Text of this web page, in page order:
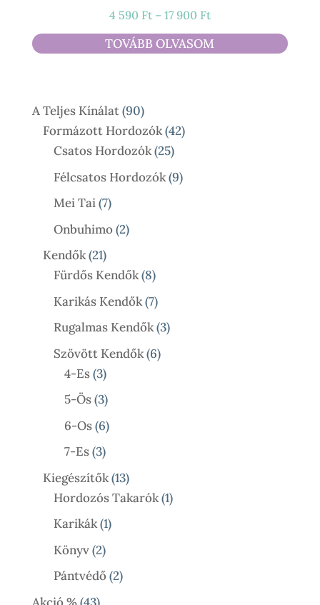
4 590 Ft – 17 900 FtÁrtartomány:
4
590 Ft
TOVÁBB OLVASOM
A Teljes Kínálat 9090
Termék
Formázott Hordozók 4242
Csatos Hordozók 2525
Termék
Félcsatos Hordozók 99
Mei Tai 77
Termék
Onbuhimo 22
Kendők 2121
Termék
Fürdős Kendők 88
Termék
Karikás Kendők 77
Termék
Rugalmas Kendők 33
Szövött Kendők 66
4-Es 33
Termék
5-Ös 33
Termék
6-Os 66
Termék
7-Es 33
Termék
Kiegészítők 1313
Termék
Hordozós Takarók 11
Karikák 11
Könyv 22
Termék
Pántvédő 22
Akció % 4343